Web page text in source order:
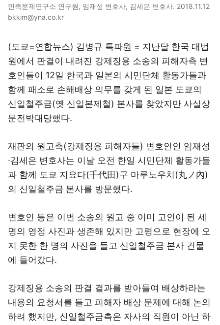
민족문제연구소 연구원, 임재성 변호사, 김세은 변호사. 2018.11.12
bkkim@yna.co.kr
(도쿄=연합뉴스) 김병규 특파원 = 지난달 한국 대법
원에서 판결이 내려진 강제징용 소송의 피해자측 변
호인들이 12일 한국과 일본의 시민단체 활동가들과
함께 패소로 손해배상 의무를 갖게 된 일본 도쿄의
신일철주금(옛 신일본제철) 본사를 찾았지만 사실상
문전박대당했다.
재판의 원고측(강제징용 피해자들) 변호인인 임재성
·김세은 변호사는 이날 오전 한일 시민단체 활동가들
과 함께 도쿄 지요다(千代田)구 마루노우치(丸ノ內)
의 신일철주금 본사를 방문했다.
변호인 등은 이번 소송의 원고 중 이미 고인이 된 세
명의 영정 사진과 생존해 있지만 고령으로 현장에 오
지 못한 한 명의 사진을 들고 신일철주금 본사 건물
에 들어갔다.
강제징용 소송의 판결 결과를 받아들여 배상하라는
내용의 요청서를 들고 피해자 배상 문제에 대해 논의
하려 했지만, 신일철주금측은 자사의 직원이 아닌 하